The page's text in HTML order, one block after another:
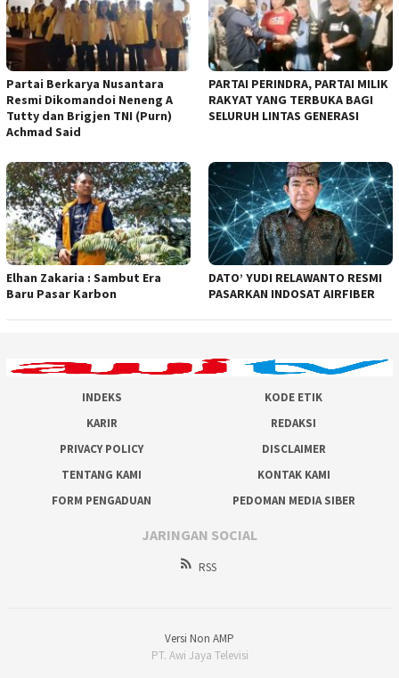
Partai Berkarya Nusantara
Resmi Dikomandoi Neneng A
Tutty dan Brigjen TNI (Purn)
Achmad Said
PARTAI PERINDRA, PARTAI MILIK
RAKYAT YANG TERBUKA BAGI
SELURUH LINTAS GENERASI
Elhan Zakaria : Sambut Era
Baru Pasar Karbon
DATO’ YUDI RELAWANTO RESMI
PASARKAN INDOSAT AIRFIBER
INDEKS
KODE ETIK
KARIR
REDAKSI
PRIVACY POLICY
DISCLAIMER
TENTANG KAMI
KONTAK KAMI
FORM PENGADUAN
PEDOMAN MEDIA SIBER
JARINGAN SOCIAL
RSS
Versi Non AMP
PT. Awi Jaya Televisi